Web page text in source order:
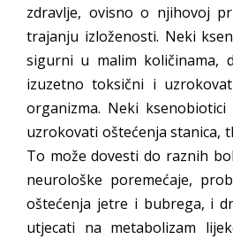
zdravlje, ovisno o njihovoj
trajanju izloženosti. Neki
sigurni u malim količinama,
izuzetno toksični i
organizma. Neki
uzrokovati oštećenja stanica,
To može dovesti do raznih
neurološke poremećaje,
oštećenja jetre i bubrega, i
utjecati na metabolizam